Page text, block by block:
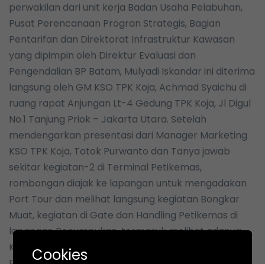
perwakilan dari unit kerja Badan Usaha Pelabuhan,
Pusat Perencanaan Progran Strategis, Bagian
Pentarifan dan Direktorat Infrastruktur Kawasan
yang dipimpin oleh Direktur Evaluasi dan
Pengendalian BP Batam, Mulyadi Iskandar ini diterima
langsung oleh GM KSO TPK Koja, Achmad Syaichu di
ruang rapat Anjungan Lt-4 Gedung TPK Koja, Jl Digul
No.1 Tanjung Priok – Jakarta Utara. Setelah
mendengarkan presentasi dari Manager Marketing
KSO TPK Koja, Totok Purwanto dan Tanya jawab
sekitar kegiatan-2 di Terminal Petikemas,
rombongan diajak ke lapangan untuk mengadakan
Port Tour dan melihat langsung kegiatan Bongkar
Muat, kegiatan di Gate dan Handling Petikemas di
lapangan Penumpukan, termasuk melihat adanya
Karantina Tumbuhan dan Hewan, juga pemeriksaan
Cookies